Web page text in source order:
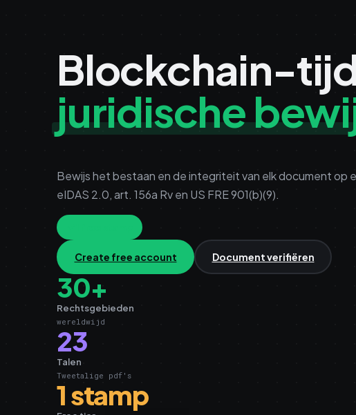
Blockchain-
juridische
Bewijs het bestaan en de integriteit van elk document
eIDAS 2.0, art. 156a Rv en US FRE 901(b)(9).
Create free account Document verifiëren
30+
Rechtsgebieden
wereldwijd
23
Talen
Tweetalige pdf's
1 stamp